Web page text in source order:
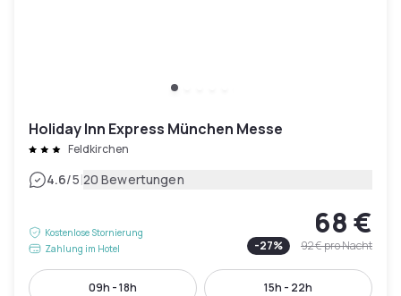
Holiday Inn Express München Messe
Feldkirchen
4.6/5|20 Bewertungen
Kostenlose Stornierung
Zahlung im Hotel
68 €
-27% 92 €pro Nacht
09h - 18h 15h - 22h